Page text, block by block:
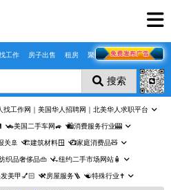
工作 房子出售 租房 聚合页
搜索
工作网｜美国华人招聘网｜北美华人求职平台
🚗美国二手车网🚙 🛍️消费服务行业🎰
关🚢 🏗️建筑材料🪟 📺家庭消费品🧸
织品奢侈品👜 🛴纽约二手市场网站🧴
美甲💅🏻 ⚒️房屋服务🪜 ☯️特殊行业✝️